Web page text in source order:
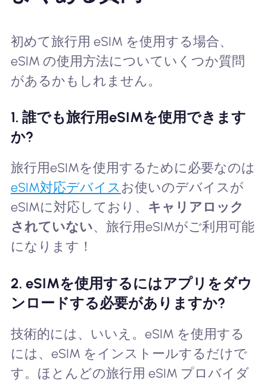
初めて旅行用 eSIM を使用する場合、
eSIM の使用方法についていくつか質問
があるかもしれません。
1. 誰でも旅行用eSIMを使用できます
か?
旅行用eSIMを使用するために必要なのは
eSIM対応デバイス お使いのデバイスが
eSIMに対応しており、 キャリアロック
されていない、旅行用eSIMがご利用可能
になります！
2. eSIMを使用するにはアプリをダウ
ンロードする必要がありますか?
技術的には、いいえ。eSIM を使用する
には、eSIM をインストールするだけで
す。ほとんどの旅行用 eSIM プロバイダ